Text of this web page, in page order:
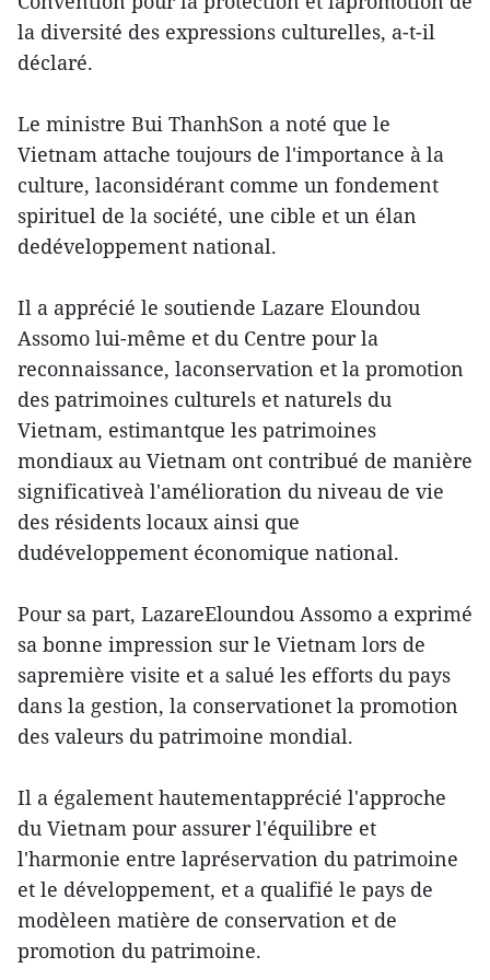
la diversité des expressions culturelles, a-t-il
déclaré.
Le ministre Bui ThanhSon a noté que le
Vietnam attache toujours de l'importance à la
culture, laconsidérant comme un fondement
spirituel de la société, une cible et un élan
dedéveloppement national.
Il a apprécié le soutiende Lazare Eloundou
Assomo lui-même et du Centre pour la
reconnaissance, laconservation et la promotion
des patrimoines culturels et naturels du
Vietnam, estimantque les patrimoines
mondiaux au Vietnam ont contribué de manière
significativeà l'amélioration du niveau de vie
des résidents locaux ainsi que
dudéveloppement économique national.
Pour sa part, LazareEloundou Assomo a exprimé
sa bonne impression sur le Vietnam lors de
sapremière visite et a salué les efforts du pays
dans la gestion, la conservationet la promotion
des valeurs du patrimoine mondial.
Il a également hautementapprécié l'approche
du Vietnam pour assurer l'équilibre et
l'harmonie entre lapréservation du patrimoine
et le développement, et a qualifié le pays de
modèleen matière de conservation et de
promotion du patrimoine.